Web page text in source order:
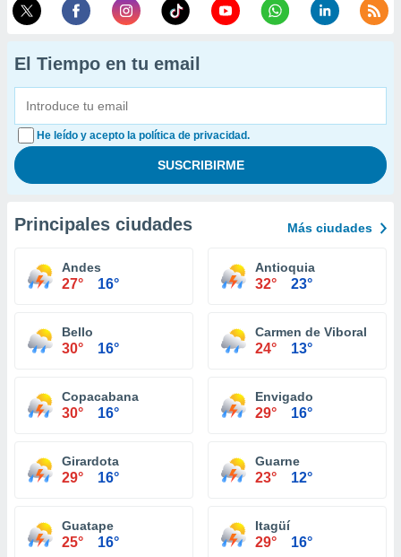
El Tiempo en tu email
He leído y acepto la política de privacidad.
Principales ciudades Más ciudades
Andes
27° 16°
Antioquia
32° 23°
Bello
30° 16°
Carmen de Viboral
24° 13°
Copacabana
30° 16°
Envigado
29° 16°
Girardota
29° 16°
Guarne
23° 12°
Guatape
25° 16°
Itagüí
29° 16°